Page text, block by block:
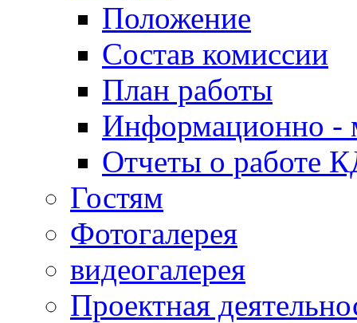
Положение
Состав комиссии
План работы
Информационно -
Отчеты о работе
Гостям
Фотогалерея
видеогалерея
Проектная